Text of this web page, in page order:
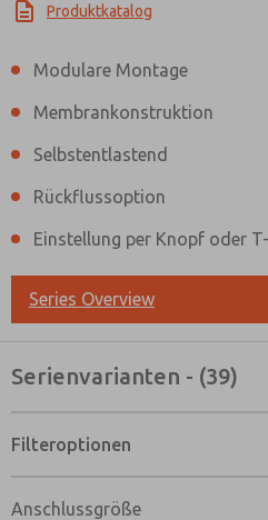
Produktkatalog
Modulare Montage
Membrankonstruktion
Selbstentlastend
Rückflussoption
Einstellung per Knopf oder
Series Overview
Serienvarianten - (39)
Filteroptionen
Anschlussgröße